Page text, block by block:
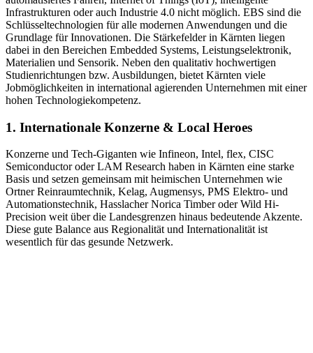
Infrastrukturen oder auch Industrie 4.0 nicht möglich. EBS sind die
Schlüsseltechnologien für alle modernen Anwendungen und die
Grundlage für Innovationen. Die Stärkefelder in Kärnten liegen
dabei in den Bereichen Embedded Systems, Leistungselektronik,
Materialien und Sensorik. Neben den qualitativ hochwertigen
Studienrichtungen bzw. Ausbildungen, bietet Kärnten viele
Jobmöglichkeiten in international agierenden Unternehmen mit einer
hohen Technologiekompetenz.
1. Internationale Konzerne & Local Heroes
Konzerne und Tech-Giganten wie Infineon, Intel, flex, CISC
Semiconductor oder LAM Research haben in Kärnten eine starke
Basis und setzen gemeinsam mit heimischen Unternehmen wie
Ortner Reinraumtechnik, Kelag, Augmensys, PMS Elektro- und
Automationstechnik, Hasslacher Norica Timber oder Wild Hi-
Precision weit über die Landesgrenzen hinaus bedeutende Akzente.
Diese gute Balance aus Regionalität und Internationalität ist
wesentlich für das gesunde Netzwerk.